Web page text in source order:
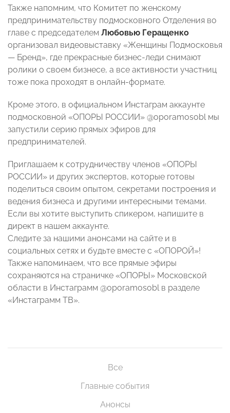
Также напомним, что Комитет по женскому
предпринимательству подмосковного Отделения во
главе с председателем Любовью Геращенко
организовал видеовыставку «Женщины Подмосковья
— Бренд», где прекрасные бизнес-леди снимают
ролики о своем бизнесе, а все активности участниц
тоже пока проходят в онлайн-формате.
Кроме этого, в официальном Инстаграм аккаунте
подмосковной «ОПОРЫ РОССИИ» @oporamosobl мы
запустили серию прямых эфиров для
предпринимателей.
Приглашаем к сотрудничеству членов «ОПОРЫ
РОССИИ» и других экспертов, которые готовы
поделиться своим опытом, секретами построения и
ведения бизнеса и другими интересными темами.
Если вы хотите выступить спикером, напишите в
директ в нашем аккаунте.
Следите за нашими анонсами на сайте и в
социальных сетях и будьте вместе с «ОПОРОЙ»!
Также напоминаем, что все прямые эфиры
сохраняются на страничке «ОПОРЫ» Московской
области в Инстаграмм @oporamosobl в разделе
«Инстаграмм ТВ».
Все
Главные события
Анонсы